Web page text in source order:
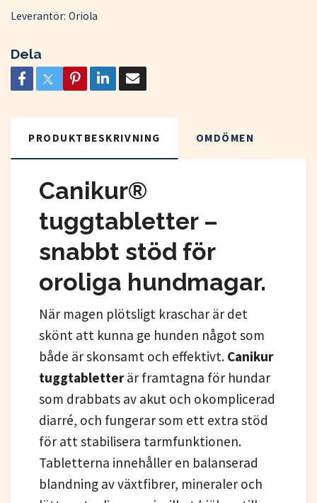
Leverantör: Oriola
Dela
PRODUKTBESKRIVNING OMDÖMEN
Canikur®
tuggtabletter –
snabbt stöd för
oroliga hundmagar.
När magen plötsligt kraschar är det
skönt att kunna ge hunden något som
både är skonsamt och effektivt. Canikur
tuggtabletterär framtagna för hundar
som drabbats av akut och okomplicerad
diarré, och fungerar som ett extra stöd
för att stabilisera tarmfunktionen.
Tabletterna innehåller en balanserad
blandning av växtfibrer, mineraler och